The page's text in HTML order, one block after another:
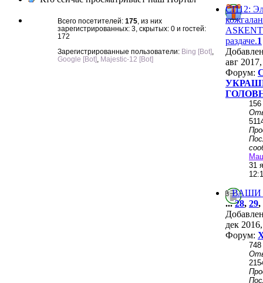
Всего посетителей: 175 , из них
зарегистрированных: 3, скрытых: 0 и гостей:
172
Зарегистрированные пользователи: Bing [Bot]
Google [Bot]
Majestic-12 [Bot]
СП12:
раздаче.1
авг
Форум:
156
31
ВАШИ
...28, 29,
дек
Форум:
748